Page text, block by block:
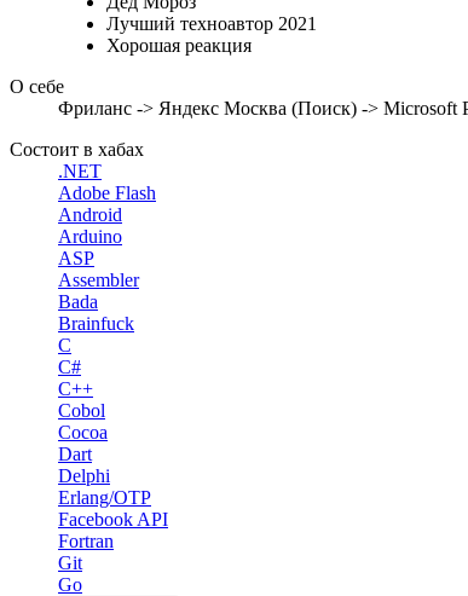
Лучший техноавтор 2021
Хорошая реакция
О себе
Фриланс -> Яндекс Москва (Поиск) -> Microsoft
Состоит в хабах
.NET
Adobe Flash
Android
Arduino
ASP
Assembler
Bada
Brainfuck
C
C#
C++
Cobol
Cocoa
Dart
Delphi
Erlang/OTP
Facebook API
Fortran
Git
Go